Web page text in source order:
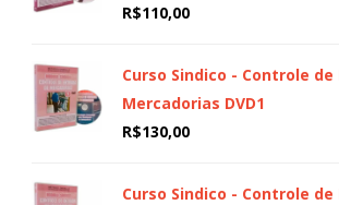
R$110,00
Curso Sindico - Controle
Mercadorias DVD1
R$130,00
Curso Sindico - Controle